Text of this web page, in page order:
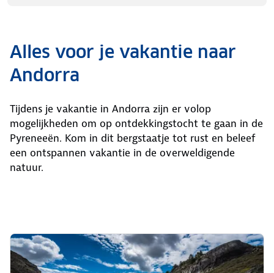
Alles voor je vakantie naar
Andorra
Tijdens je vakantie in Andorra zijn er volop
mogelijkheden om op ontdekkingstocht te gaan in de
Pyreneeën. Kom in dit bergstaatje tot rust en beleef
een ontspannen vakantie in de overweldigende
natuur.